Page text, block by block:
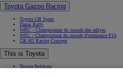
This is Toyota
Toyota Belgium
Pourquoi Toyota
Contact & Infos
Contact & Infos
Trouvez un concessionnaire
Rendez-vous entretien
Rendez-vous en concession(Opens in new window)